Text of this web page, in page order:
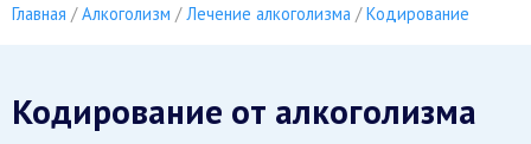
Главная Алкоголизм Лечение алкоголизма Кодирование
Кодирование от алкоголизма